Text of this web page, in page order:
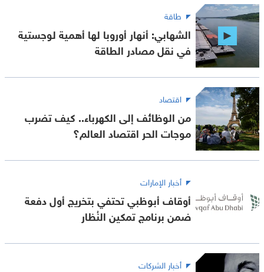
طاقة
الشهابي: أنهار أوروبا لها أهمية لوجستية
في نقل مصادر الطاقة
اقتصاد
من الوظائف إلى الكهرباء.. كيف تضرب
موجات الحر اقتصاد العالم؟
أخبار الإمارات
أوقاف أبوظبي تحتفي بتخريج أول دفعة
ضمن برنامج تمكين النُظار
أخبار الشركات